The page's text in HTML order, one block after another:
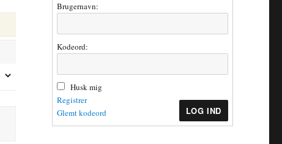
Brugernavn:
Kodeord:
Husk mig
LOG IND
Registrer
Glemt kodeord